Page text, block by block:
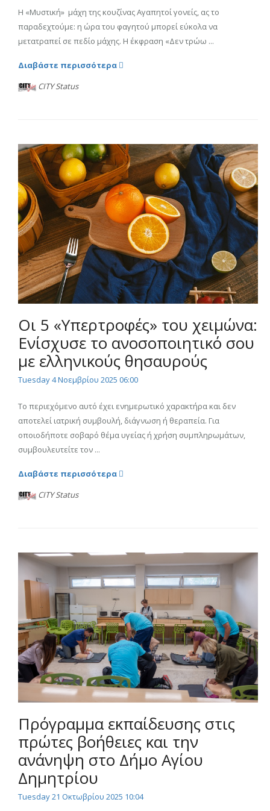
Η «Μυστική» μάχη της κουζίνας Αγαπητοί γονείς, ας το
παραδεχτούμε: η ώρα του φαγητού μπορεί εύκολα να
μετατραπεί σε πεδίο μάχης. Η έκφραση «Δεν τρώω ...
Διαβάστε περισσότερα
CITY Status
Οι 5 «Υπερτροφές» του χειμώνα:
Ενίσχυσε το ανοσοποιητικό σου
με ελληνικούς θησαυρούς
Tuesday 4 Νοεμβρίου 2025 06:00
Το περιεχόμενο αυτό έχει ενημερωτικό χαρακτήρα και δεν
αποτελεί ιατρική συμβουλή, διάγνωση ή θεραπεία. Για
οποιοδήποτε σοβαρό θέμα υγείας ή χρήση συμπληρωμάτων,
συμβουλευτείτε τον ...
Διαβάστε περισσότερα
CITY Status
Πρόγραμμα εκπαίδευσης στις
πρώτες βοήθειες και την
ανάνηψη στο Δήμο Αγίου
Δημητρίου
Tuesday 21 Οκτωβρίου 2025 10:04